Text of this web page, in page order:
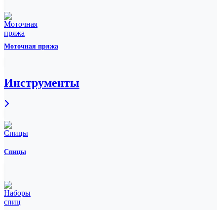
Моточная пряжа
Инструменты
Спицы